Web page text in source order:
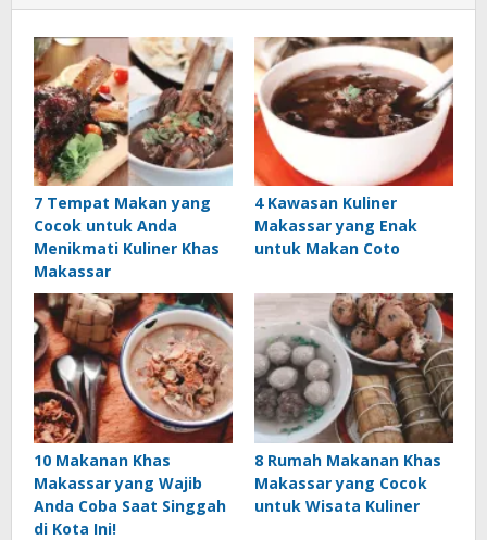
7 Tempat Makan yang
Cocok untuk Anda
Menikmati Kuliner Khas
Makassar
4 Kawasan Kuliner
Makassar yang Enak
untuk Makan Coto
10 Makanan Khas
Makassar yang Wajib
Anda Coba Saat Singgah
di Kota Ini!
8 Rumah Makanan Khas
Makassar yang Cocok
untuk Wisata Kuliner